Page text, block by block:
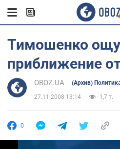
Тимошенко
приближение
OBOZ.UA (Архив)
27.11.2008 13:14 1,7 т.
0